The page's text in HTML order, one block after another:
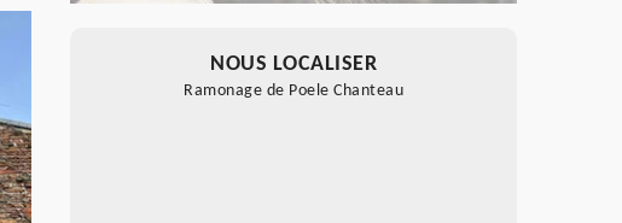
NOUS LOCALISER
Ramonage de Poele Chanteau